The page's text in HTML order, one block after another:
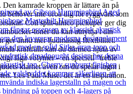
kamrade kroppen är lättare än på
behöver inte oroa dig för ryggvärk som
Coil split-alnico pickuper ger dig
toner du kan utnyttja i din
ger ännu mer ljudmässig flexibilitet.
kraftfullt kan du därmed njuta av
låga volymer – en speciell ”treble
klarhet även om du spelar lugnt i
Les Paul Muse: det är en inspiration.